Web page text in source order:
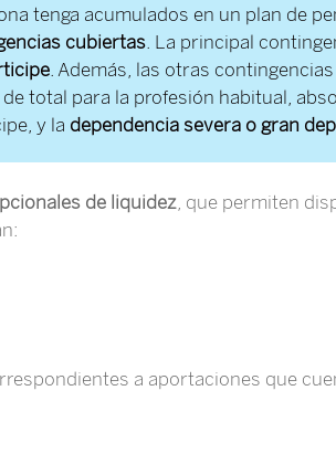
tenga acumulados en un plan de
cubiertas. La principal
. Además, las otras
total para la profesión habitual,
y la dependencia severa o gran
de liquidez, que permiten
a aportaciones que